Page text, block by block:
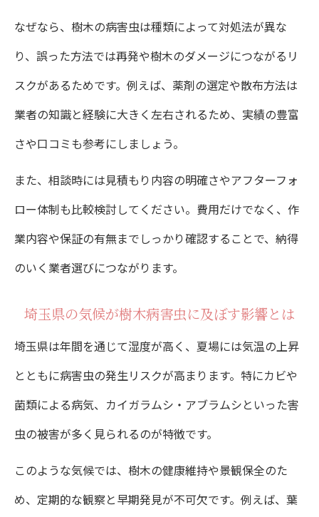
アフターサポートが充実した樹木病害虫駆
除業者の特徴
市役所と業者の使い分けで賢く駆除依頼
費用対効果で比較する駆除業者の見抜き方
め方
費用だけで選ばない樹木病害虫駆除業者の
選択術
を解説
複数業者の樹木病害虫駆除費用を比較する
コツ
樹木病害虫駆除の見積もりで注目すべきポ
イント
樹木を守る駆除業者の信頼性チェック法
樹木病害虫駆除業者の実績と信頼性の判断
なぜなら、樹木の病害虫は種類によって対処法が異な
り、誤った方法では再発や樹木のダメージにつながるリ
スクがあるためです。例えば、薬剤の選定や散布方法は
業者の知識と経験に大きく左右されるため、実績の豊富
さや口コミも参考にしましょう。
また、相談時には見積もり内容の明確さやアフターフォ
ロー体制も比較検討してください。費用だけでなく、作
業内容や保証の有無までしっかり確認することで、納得
のいく業者選びにつながります。
埼玉県の気候が樹木病害虫に及ぼす影響とは
埼玉県は年間を通じて湿度が高く、夏場には気温の上昇
とともに病害虫の発生リスクが高まります。特にカビや
菌類による病気、カイガラムシ・アブラムシといった害
虫の被害が多く見られるのが特徴です。
このような気候では、樹木の健康維持や景観保全のた
め、定期的な観察と早期発見が不可欠です。例えば、葉